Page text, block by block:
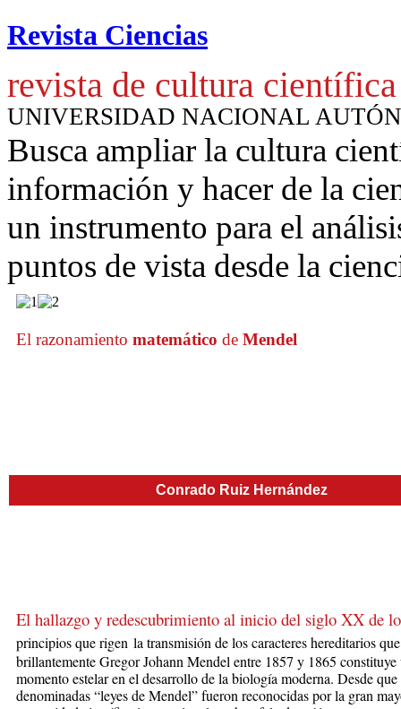
Revista Ciencias
revista de cultura científica
UNIVERSIDAD NACIONAL
Busca ampliar la cultura
información y hacer de la
un instrumento para el
puntos de vista desde la
El razonamiento matemático de Mendel
Conrado Ruiz Hernández
El hallazgo y redescubrimiento al inicio del siglo XX de
principiosque rigen la transmisión de los caracteres hereditarios
brillantemente Gregor Johann Mendel entre 1857 y 1865 constituye
momento estelar en el desarrollo de la biología moderna. Desde que
denominadas “leyes de Mendel” fueron reconocidas por la gran